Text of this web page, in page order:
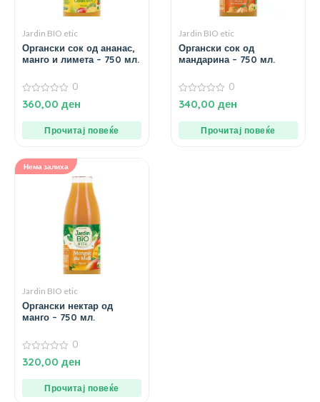
Jardin BIO etic
Органски сок од ананас,
манго и лимета – 750 мл.
0
од
0
360,00 ден
Прочитај повеќе
Jardin BIO etic
Органски сок од
мандарина – 750 мл.
0
од
0
340,00 ден
Прочитај повеќе
Нема залиха
Jardin BIO etic
Органски нектар од
манго – 750 мл.
0
од
0
320,00 ден
Прочитај повеќе